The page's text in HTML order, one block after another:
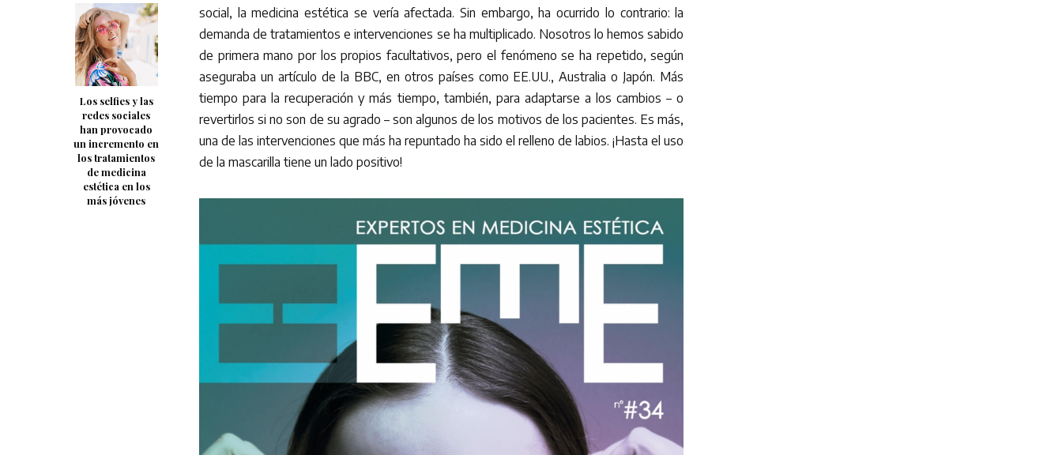
Los selfies y las
redes sociales
han provocado
un incremento en
los tratamientos
de medicina
estética en los
más jóvenes
social, la medicina estética se vería afectada. Sin embargo, ha ocurrido lo contrario: la
demanda de tratamientos e intervenciones se ha multiplicado. Nosotros lo hemos sabido
de primera mano por los propios facultativos, pero el fenómeno se ha repetido, según
aseguraba un artículo de la BBC, en otros países como EE.UU., Australia o Japón. Más
tiempo para la recuperación y más tiempo, también, para adaptarse a los cambios – o
revertirlos si no son de su agrado – son algunos de los motivos de los pacientes. Es más,
una de las intervenciones que más ha repuntado ha sido el relleno de labios. ¡Hasta el uso
de la mascarilla tiene un lado positivo!